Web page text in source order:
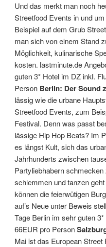
Und das merkt man noch
Streetfood Events in und
Beispiel auf dem Grub
man sich von einem Stand
Möglichkeit, kulinarische
kosten. lastminute.de
guten 3* Hotel im DZ inkl.
Person Berlin: Der Sound
lässig wie die urbane
Streetfood Events, zum
Festival. Denn was passt
lässige Hip Hop Beats? Im
es längst Kult, sich das
Jahrhunderts zwischen
Partyliebhabern
schlemmen und tanzen
können die feierwütigen
auf’s Neue unter Beweis
Tage Berlin im sehr guten
66EUR pro Person
Mai ist das European